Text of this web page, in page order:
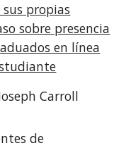
propias
sobre presencia
en línea
Carroll
de